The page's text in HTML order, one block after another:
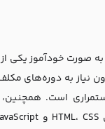
صورت خودآموز یکی از
به دوره‌های مکلف،
است.